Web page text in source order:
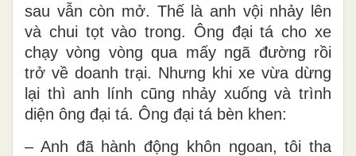
sau vẫn còn mở. Thế là anh vội nhảy lên
và chui tọt vào trong. Ông đại tá cho xe
chạy vòng vòng qua mấy ngã đường rồi
trở về doanh trại. Nhưng khi xe vừa dừng
lại thì anh lính cũng nhảy xuống và trình
diện ông đại tá. Ông đại tá bèn khen:
– Anh đã hành động khôn ngoan, tôi tha